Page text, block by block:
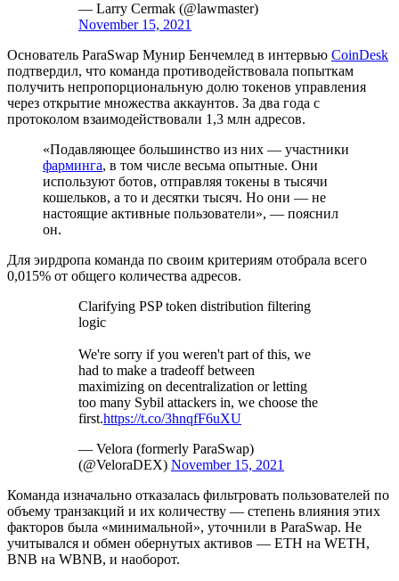
— Larry Cermak (@lawmaster)
November 15, 2021
Основатель ParaSwap Мунир Бенчемлед в интервью CoinDesk
подтвердил, что команда противодействовала попыткам
получить непропорциональную долю токенов управления
через открытие множества аккаунтов. За два года с
протоколом взаимодействовали 1,3 млн адресов.
«Подавляющее большинство из них — участники
фарминга, в том числе весьма опытные. Они
используют ботов, отправляя токены в тысячи
кошельков, а то и десятки тысяч. Но они — не
настоящие активные пользователи», — пояснил
он.
Для эирдропа команда по своим критериям отобрала всего
0,015% от общего количества адресов.
Clarifying PSP token distribution filtering
logic
We're sorry if you weren't part of this, we
had to make a tradeoff between
maximizing on decentralization or letting
too many Sybil attackers in, we choose the
first.https://t.co/3hnqfF6uXU
— Velora (formerly ParaSwap)
(@VeloraDEX) November 15, 2021
Команда изначально отказалась фильтровать пользователей по
объему транзакций и их количеству — степень влияния этих
факторов была «минимальной», уточнили в ParaSwap. Не
учитывался и обмен обернутых активов — ETH на WETH,
BNB на WBNB, и наоборот.